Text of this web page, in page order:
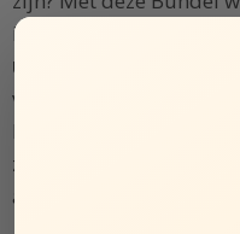
ik je inspireren om
unieke zelf te vieren
vrijheid te cultiveren om
zijn. Elke dag, ook bij
andere mensen.